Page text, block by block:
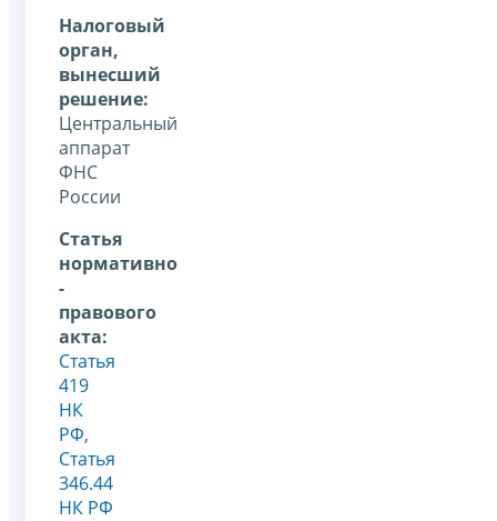
Налоговый
орган,
вынесший
решение:
Центральный
аппарат
ФНС
России
Статья
нормативно
-
правового
акта:
Статья
419
НК
РФ,
Статья
346.44
НК РФ